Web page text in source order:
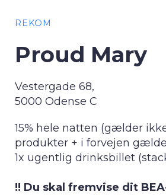
REKOM
Proud Mary
Vestergade 68,
5000 Odense C
15% hele natten (gælder
produkter + i forvejen
1x ugentlig drinksbillet
!! Du skal fremvise dit